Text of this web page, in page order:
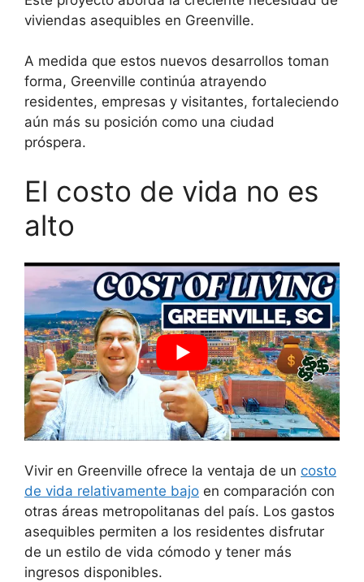
viviendas asequibles en Greenville.
A medida que estos nuevos desarrollos toman
forma, Greenville continúa atrayendo
residentes, empresas y visitantes, fortaleciendo
aún más su posición como una ciudad
próspera.
El costo de vida no es
alto
Vivir en Greenville ofrece la ventaja de un costo
de vida relativamente bajo en comparación con
otras áreas metropolitanas del país. Los gastos
asequibles permiten a los residentes disfrutar
de un estilo de vida cómodo y tener más
ingresos disponibles.